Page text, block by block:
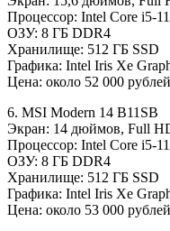
Процессор: Intel Core i5-
ОЗУ: 8 ГБ DDR4
Хранилище: 512 ГБ SSD
Графика: Intel Iris Xe
Цена: около 52 000 рублей
6. MSI Modern 14 B11SB
Экран: 14 дюймов, Full
Процессор: Intel Core i5-
ОЗУ: 8 ГБ DDR4
Хранилище: 512 ГБ SSD
Графика: Intel Iris Xe
Цена: около 53 000 рублей